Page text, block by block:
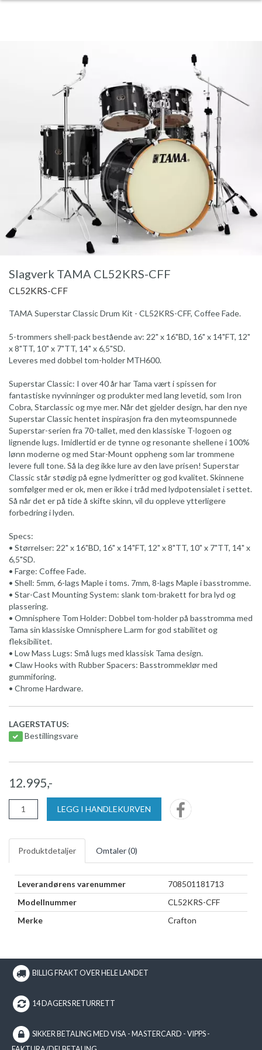
Slagverk TAMA CL52KRS-CFF
CL52KRS-CFF
TAMA Superstar Classic Drum Kit - CL52KRS-CFF, Coffee Fade.
5-trommers shell-pack bestående av: 22" x 16"BD, 16" x 14"FT, 12"
x 8"TT, 10" x 7"TT, 14" x 6,5"SD.
Leveres med dobbel tom-holder MTH600.
Superstar Classic: I over 40 år har Tama vært i spissen for
fantastiske nyvinninger og produkter med lang levetid, som Iron
Cobra, Starclassic og mye mer. Når det gjelder design, har den nye
Superstar Classic hentet inspirasjon fra den myteomspunnede
Superstar-serien fra 70-tallet, med den klassiske T-logoen og
lignende lugs. Imidlertid er de tynne og resonante shellene i 100%
lønn moderne og med Star-Mount oppheng som lar trommene
levere full tone. Så la deg ikke lure av den lave prisen! Superstar
Classic står stødig på egne lydmeritter og god kvalitet. Skinnene
somfølger med er ok, men er ikke i tråd med lydpotensialet i settet.
Så når det er på tide å skifte skinn, vil du oppleve ytterligere
forbedring i lyden.
Specs:
• Størrelser: 22" x 16"BD, 16" x 14"FT, 12" x 8"TT, 10" x 7"TT, 14" x
6,5"SD.
• Farge: Coffee Fade.
• Shell: 5mm, 6-lags Maple i toms. 7mm, 8-lags Maple i basstromme.
• Star-Cast Mounting System: slank tom-brakett for bra lyd og
plassering.
• Omnisphere Tom Holder: Dobbel tom-holder på basstromma med
Tama sin klassiske Omnisphere L.arm for god stabilitet og
fleksibilitet.
• Low Mass Lugs: Små lugs med klassisk Tama design.
• Claw Hooks with Rubber Spacers: Basstrommeklør med
gummiforing.
• Chrome Hardware.
LAGERSTATUS:
Bestillingsvare
12.995,-
LEGG I HANDLEKURVEN
Produktdetaljer Omtaler (0)
Leverandørens varenummer
708501181713
Modellnummer
CL52KRS-CFF
Merke
Crafton
BILLIG FRAKT OVER HELE LANDET
14 DAGERS RETURRETT
SIKKER BETALING MED VISA - MASTERCARD - VIPPS -